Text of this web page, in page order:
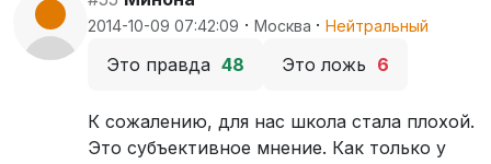
2014-10-09 07:42:09 · Москва · Нейтральный
Это правда 48 Это ложь 6
К сожалению, для нас школа стала плохой.
Это субъективное мнение. Как только у